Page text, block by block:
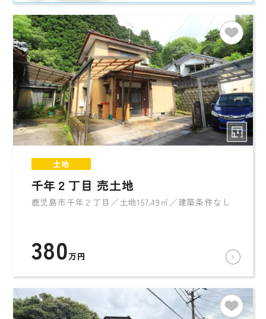
土地
千年２丁目 売土地
鹿児島市千年２丁目／土地157.49㎡／建築条件なし
380万円